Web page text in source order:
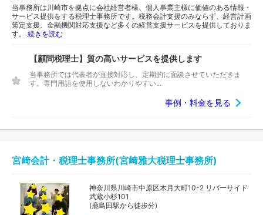
当事務所は川崎市を拠点に会社経営者様、個人事業主様に価値のある情報・
サービス提供をする税理士事務所です。税務会計支援のみならず、経営計画
策定支援、金融機関対応支援など多くの経営支援サービスを提供しておりま
す。 続きを読む
【顧問税理士】質の高いサービスを提供します
当事務所では代表者が直接対応し、定期的に面談させていただきま
す。専門用語を使用しないわかりやすい...
事例・料金を見る
宮﨑会計・税理士事務所(宮﨑雅大税理士事務所)
神奈川県川崎市中原区木月大町10-2 リバーサイド
武蔵小杉101
(鹿島田駅から徒歩分)